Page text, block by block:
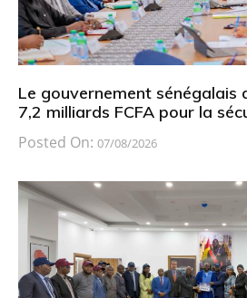
Le gouvernement sénégalais
7,2 milliards FCFA pour la
Posted On: 07/08/2026